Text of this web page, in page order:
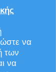
ώστε να
των
να